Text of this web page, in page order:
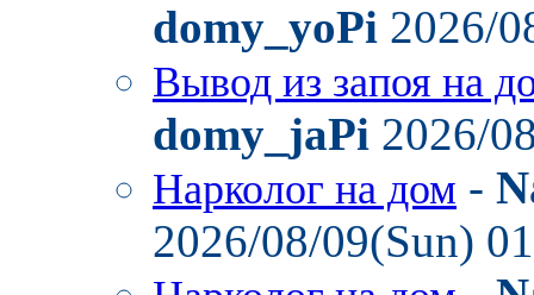
domy_yoPi 2026/
Вывод из запоя на
domy_jaPi 2026/
Нарколог на дом -
2026/08/09(Sun)